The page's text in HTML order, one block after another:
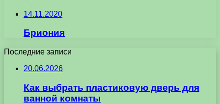
14.11.2020
Бриония
Последние записи
20.06.2026
Как выбрать пластиковую дверь для
ванной комнаты